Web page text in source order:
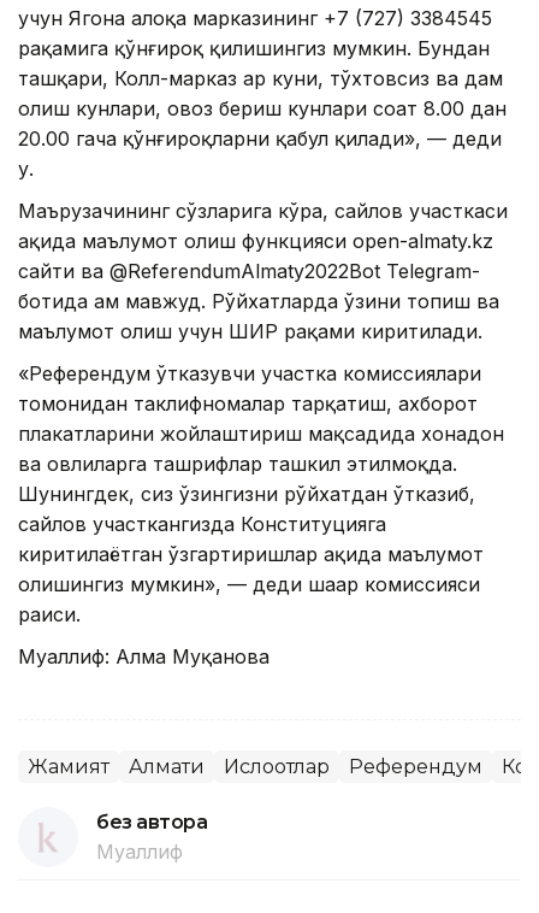
учун Ягона алоқа марказининг +7 (727) 3384545
рақамига қўнғироқ қилишингиз мумкин. Бундан
ташқари, Колл-марказ ҳар куни, тўхтовсиз ва дам
олиш кунлари, овоз бериш кунлари соат 8.00 дан
20.00 гача қўнғироқларни қабул қилади», — деди
у.
Маърузачининг сўзларига кўра, сайлов участкаси
ҳақида маълумот олиш функцияси open-almaty.kz
сайти ва @ReferendumAlmaty2022Bot Telegram-
ботида ҳам мавжуд. Рўйхатларда ўзини топиш ва
маълумот олиш учун ШИР рақами киритилади.
«Референдум ўтказувчи участка комиссиялари
томонидан таклифномалар тарқатиш, ахборот
плакатларини жойлаштириш мақсадида хонадон
ва ҳовлиларга ташрифлар ташкил этилмоқда.
Шунингдек, сиз ўзингизни рўйхатдан ўтказиб,
сайлов участкангизда Конституцияга
киритилаётган ўзгартиришлар ҳақида маълумот
олишингиз мумкин», — деди шаҳар комиссияси
раиси.
Муаллиф: Алма Муқанова
Жамият Алмати Ислоҳотлар Референдум
без автора
Муаллиф